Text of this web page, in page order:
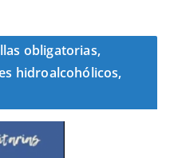
obligatorias,
hidroalcohólicos,